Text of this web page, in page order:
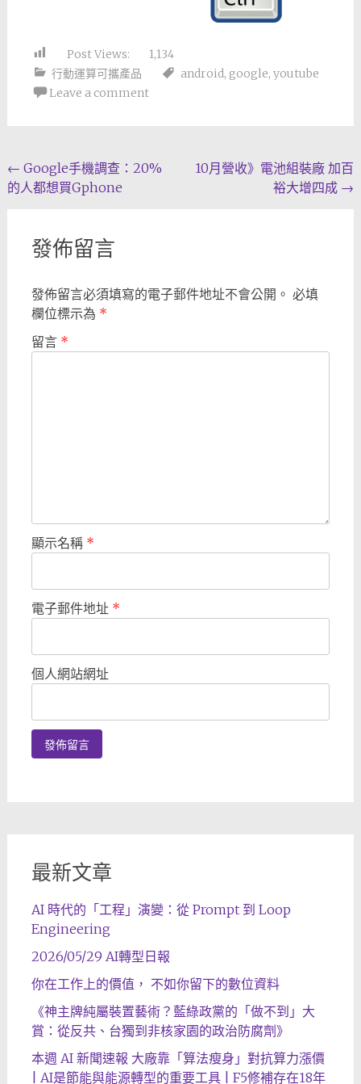
Post Views:
1,134
行動運算可攜產品
android, google, youtube
Leave a comment
Post
navigation
← Google手機調查：20%
的人都想買Gphone
10月營收》電池組裝廠 加百
裕大增四成 →
發佈留言
發佈留言必須填寫的電子郵件地址不會公開。 必填
欄位標示為 *
留言 *
顯示名稱 *
電子郵件地址 *
個人網站網址
最新文章
AI 時代的「工程」演變：從 Prompt 到 Loop
Engineering
2026/05/29 AI轉型日報
你在工作上的價值， 不如你留下的數位資料
《神主牌純屬裝置藝術？藍綠政黨的「做不到」大
賞：從反共、台獨到非核家園的政治防腐劑》
本週 AI 新聞速報 大廠靠「算法瘦身」對抗算力漲價
| AI是節能與能源轉型的重要工具 | F5修補存在18年